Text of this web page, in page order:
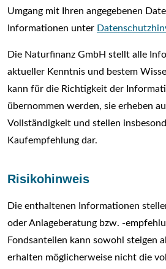
Umgang mit Ihren angegebenen
Informationen unter
Die Naturfinanz GmbH stellt alle
aktueller Kenntnis und bestem
kann für die Richtigkeit der
übernommen werden, sie erheben
Vollständigkeit und stellen
Kaufempfehlung dar.
Risikohinweis
Die enthaltenen Informationen
oder Anlageberatung bzw. -
Fondsanteilen kann sowohl steigen
erhalten möglicherweise nicht die